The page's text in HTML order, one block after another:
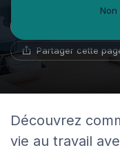
Partager cette
Découvrez
vie au travail